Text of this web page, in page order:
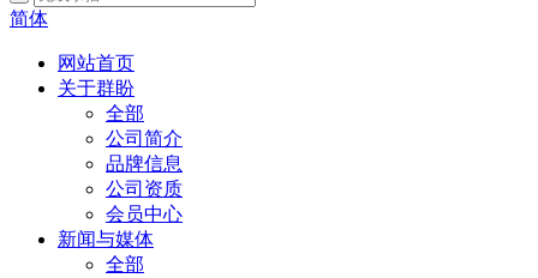
简体
网站首页
关于群盼
全部
公司简介
品牌信息
公司资质
会员中心
新闻与媒体
全部